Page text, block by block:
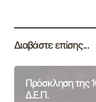
Διαβάστε επίσης...
Πρόσκληση της
Δ.Ε.Π.